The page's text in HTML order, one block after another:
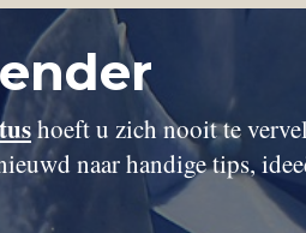
hoeft u zich nooit te
naar handige tips,